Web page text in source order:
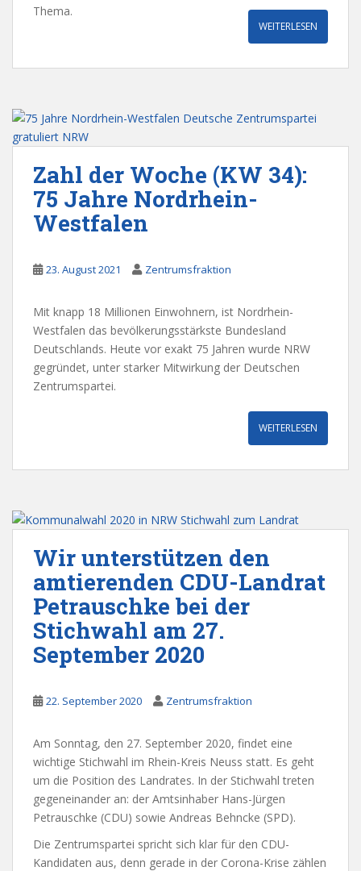
Thema.
WEITERLESEN
Zahl der Woche (KW 34):
75 Jahre Nordrhein-
Westfalen
23. August 2021 Zentrumsfraktion
Mit knapp 18 Millionen Einwohnern, ist Nordrhein-
Westfalen das bevölkerungsstärkste Bundesland
Deutschlands. Heute vor exakt 75 Jahren wurde NRW
gegründet, unter starker Mitwirkung der Deutschen
Zentrumspartei.
WEITERLESEN
Wir unterstützen den
amtierenden CDU-Landrat
Petrauschke bei der
Stichwahl am 27.
September 2020
22. September 2020 Zentrumsfraktion
Am Sonntag, den 27. September 2020, findet eine
wichtige Stichwahl im Rhein-Kreis Neuss statt. Es geht
um die Position des Landrates. In der Stichwahl treten
gegeneinander an: der Amtsinhaber Hans-Jürgen
Petrauschke (CDU) sowie Andreas Behncke (SPD).
Die Zentrumspartei spricht sich klar für den CDU-
Kandidaten aus, denn gerade in der Corona-Krise zählen